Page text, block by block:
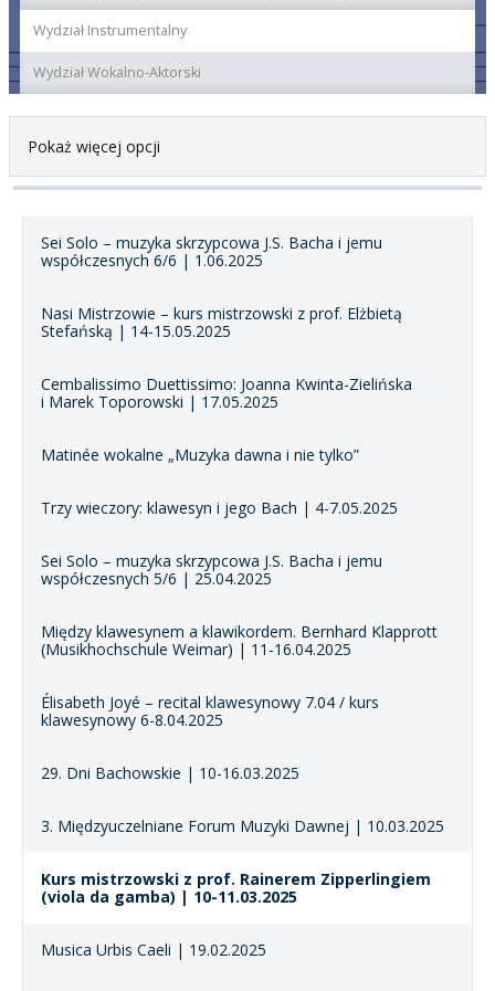
Wydział Instrumentalny
Wydział Wokalno-Aktorski
Pokaż więcej opcji
Sei Solo – muzyka skrzypcowa J.S. Bacha i jemu
współczesnych 6/6 | 1.06.2025
Nasi Mistrzowie – kurs mistrzowski z prof. Elżbietą
Stefańską | 14-15.05.2025
Cembalissimo Duettissimo: Joanna Kwinta-Zielińska
i Marek Toporowski | 17.05.2025
Matinée wokalne „Muzyka dawna i nie tylko”
Trzy wieczory: klawesyn i jego Bach | 4-7.05.2025
Sei Solo – muzyka skrzypcowa J.S. Bacha i jemu
współczesnych 5/6 | 25.04.2025
Między klawesynem a klawikordem. Bernhard Klapprott
(Musikhochschule Weimar) | 11-16.04.2025
Élisabeth Joyé – recital klawesynowy 7.04 / kurs
klawesynowy 6-8.04.2025
29. Dni Bachowskie | 10-16.03.2025
3. Międzyuczelniane Forum Muzyki Dawnej | 10.03.2025
Kurs mistrzowski z prof. Rainerem Zipperlingiem
(viola da gamba) | 10-11.03.2025
Musica Urbis Caeli | 19.02.2025